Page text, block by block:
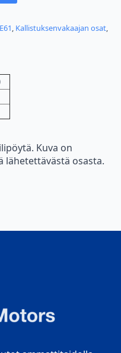
, Kallistuksenvakaajan osat,
Kuva on
lähetettävästä osasta.